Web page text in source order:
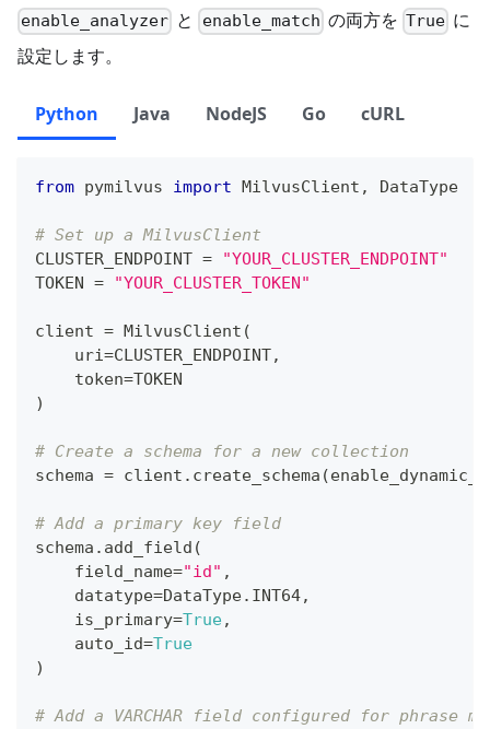
enable_analyzer と enable_match の両方を True に
設定します。
Python Java NodeJS Go cURL
from pymilvus import MilvusClient , DataType
# Set up a MilvusClient
CLUSTER_ENDPOINT =
"YOUR_CLUSTER_ENDPOINT"
TOKEN = "YOUR_CLUSTER_TOKEN"
client = MilvusClient (
    uri
=CLUSTER_ENDPOINT,
    token
=TOKEN
)
# Create a schema for a new collection
schema = client . create_schema (
# Add a primary key field
schema . add_field (
    field_name
="id" ,
    datatype
=DataType. INT64,
    is_primary
=True,
    auto_id
=True
)
# Add a VARCHAR field configured for phrase